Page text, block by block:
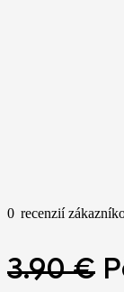
0 recenzií
3.90€